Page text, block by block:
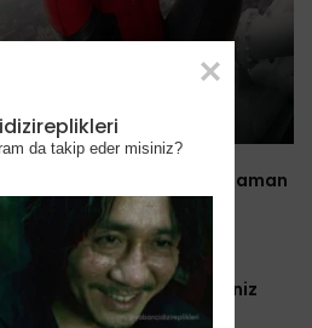
Uzakta 3
Geliyor
11. sezon 3. kısım ne zaman
Güç Yüzükleri Bilmeniz
da takip eder misiniz?